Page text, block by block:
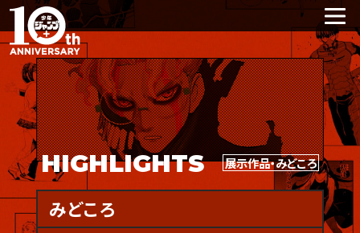
HIGHLIGHTS 展示作品・みどころ
みどころ